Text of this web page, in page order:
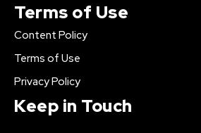
Terms of Use
Content Policy
Terms of Use
Privacy Policy
Keep in Touch